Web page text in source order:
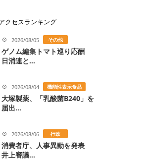
クセスランキング
2026/08/05 その他
ゲノム編集トマト巡り応酬
日消連と...
2026/08/04 機能性表示食品
大塚製薬、「乳酸菌B240」を
届出...
2026/08/06 行政
消費者庁、人事異動を発表
井上審議...